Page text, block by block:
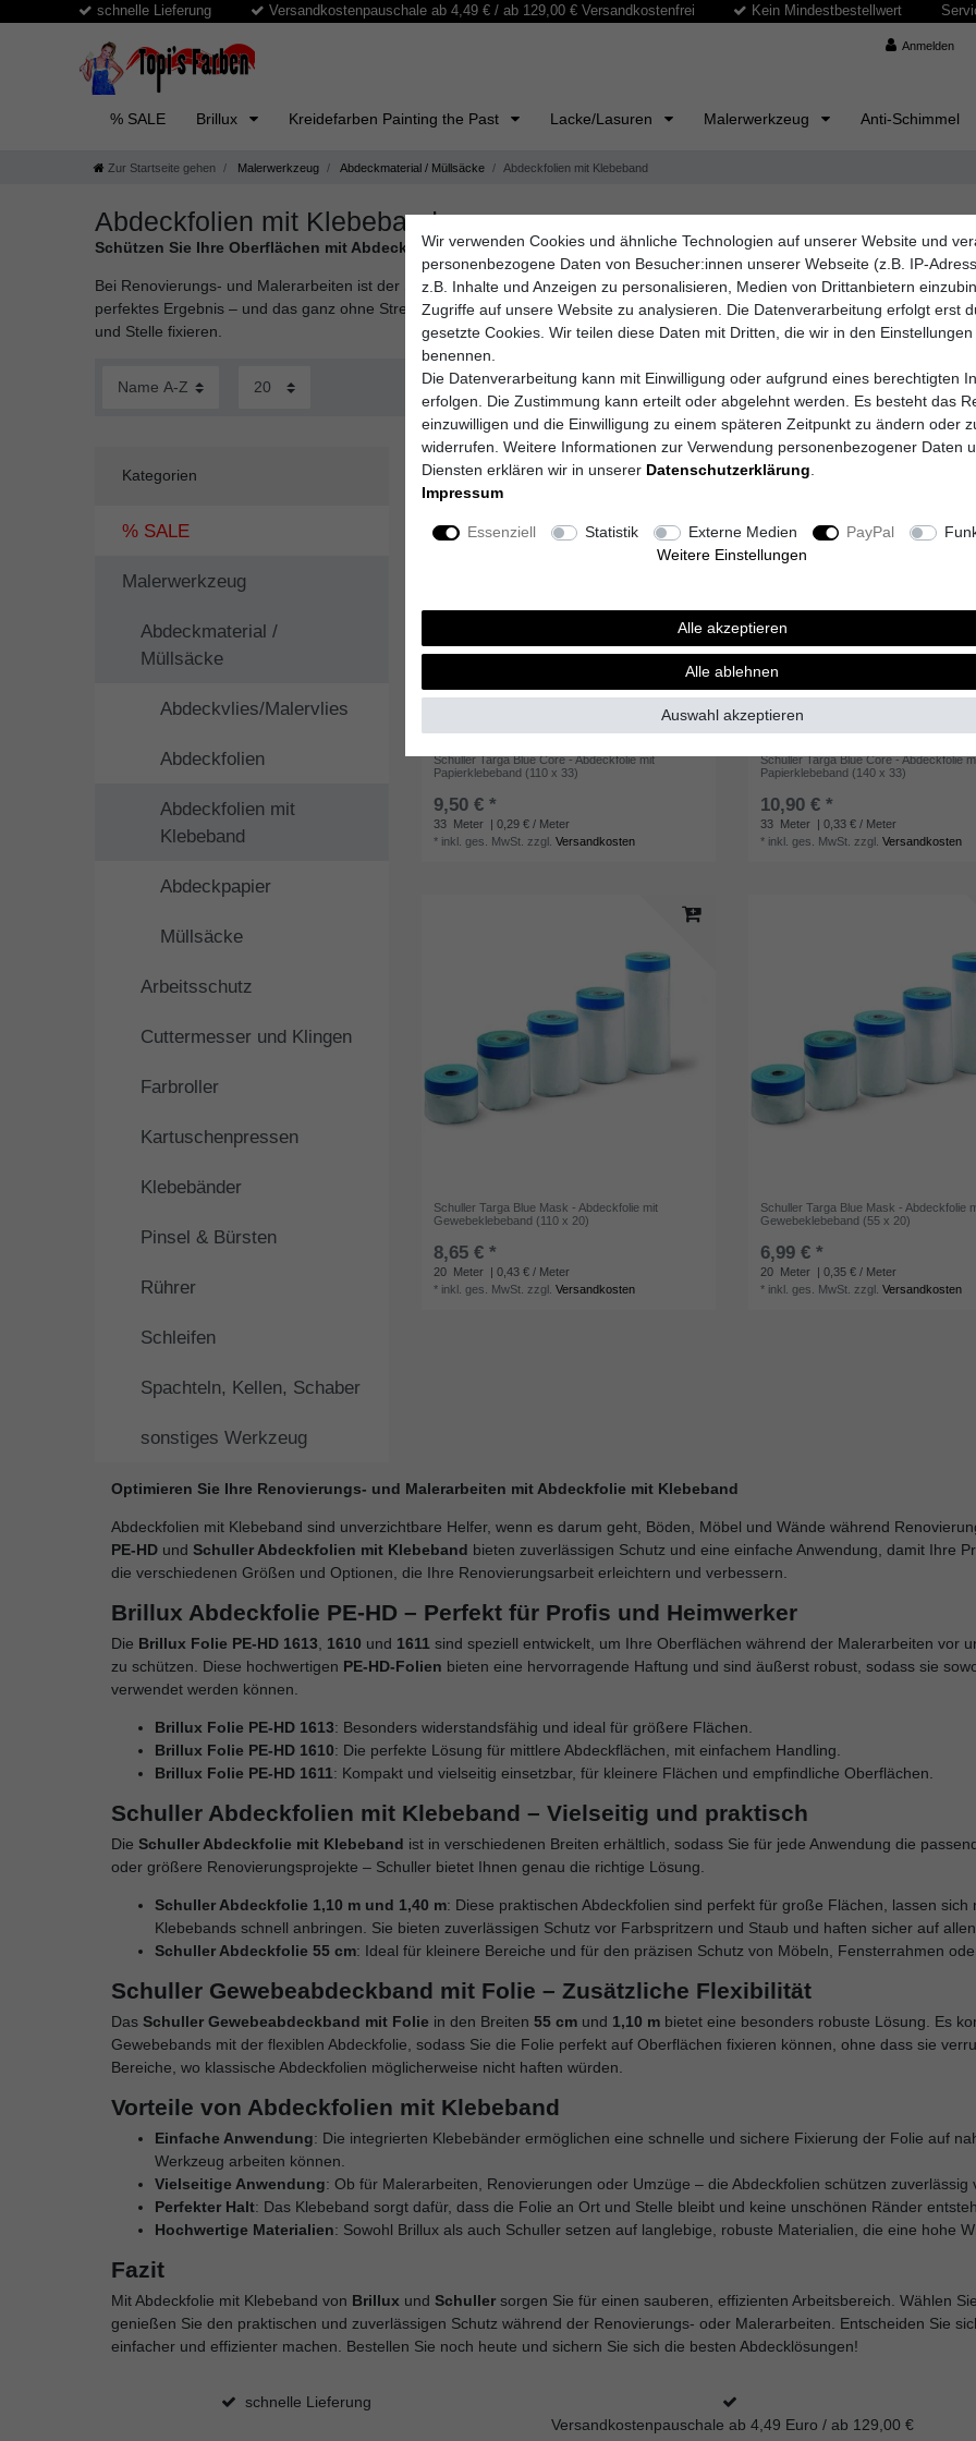
schnelle Lieferung Versandkostenpauschale ab 4,49 € / ab 129,00 € Versandkostenfrei Kein Mindestbestellwert
Anmelden
% SALE Brillux Kreidefarben Painting the Past Lacke/Lasuren Malerwerkzeug Anti-Schimmel
Zur Startseite gehen Malerwerkzeug Abdeckmaterial / Müllsäcke Abdeckfolien mit Klebeband
Abdeckfolien mit Klebeband
Schützen Sie Ihre Oberflächen mit Abdeckfolie mit Klebeband – Effizient, einfach und zuverlässig!
Bei Renovierungs- und Malerarbeiten ist der Schutz von Böden, Möbeln und Wänden vor Farbspritzern und Schmutz
perfektes Ergebnis – und das ganz ohne Stress. Diese speziellen Abdeckfolien bieten nicht nur Schutz, sondern lassen sich
und Stelle fixieren.
Kategorien
% SALE
Malerwerkzeug
Abdeckmaterial /
Müllsäcke
Abdeckvlies/Malervlies
Abdeckfolien
Abdeckfolien mit
Klebeband
Abdeckpapier
Müllsäcke
Arbeitsschutz
Cuttermesser und Klingen
Farbroller
Kartuschenpressen
Klebebänder
Pinsel & Bürsten
Rührer
Schleifen
Spachteln, Kellen, Schaber
sonstiges Werkzeug
Schuller Targa Blue Core - Abdeckfolie mit
Papierklebeband (110 x 33)
9,50 € *
33 Meter | 0,29 € / Meter
* inkl. ges. MwSt. zzgl.Versandkosten
Schuller Targa Blue Core - Abdeckfolie
Papierklebeband (140 x 33)
10,90 € *
33 Meter | 0,33 € / Meter
* inkl. ges. MwSt. zzgl.Versandkosten
Schuller Targa Blue Mask - Abdeckfolie mit
Gewebeklebeband (110 x 20)
8,65 € *
20 Meter | 0,43 € / Meter
* inkl. ges. MwSt. zzgl.Versandkosten
Schuller Targa Blue Mask - Abdeckfolie
Gewebeklebeband (55 x 20)
6,99 € *
20 Meter | 0,35 € / Meter
* inkl. ges. MwSt. zzgl.Versandkosten
Optimieren Sie Ihre Renovierungs- und Malerarbeiten mit Abdeckfolie mit Klebeband
Abdeckfolien mit Klebeband sind unverzichtbare Helfer, wenn es darum geht, Böden, Möbel und Wände während
PE-HD und Schuller Abdeckfolien mit Klebeband bieten zuverlässigen Schutz und eine einfache Anwendung, damit Ihre
die verschiedenen Größen und Optionen, die Ihre Renovierungsarbeit erleichtern und verbessern.
Brillux Abdeckfolie PE-HD – Perfekt für Profis und Heimwerker
Die Brillux Folie PE-HD 1613 1610 und 1611 sind speziell entwickelt, um Ihre Oberflächen während der Malerarbeiten vor
zu schützen. Diese hochwertigen PE-HD-Folien bieten eine hervorragende Haftung und sind äußerst robust, sodass sie
verwendet werden können.
Brillux Folie PE-HD 1613: Besonders widerstandsfähig und ideal für größere Flächen.
Brillux Folie PE-HD 1610: Die perfekte Lösung für mittlere Abdeckflächen, mit einfachem Handling.
Brillux Folie PE-HD 1611: Kompakt und vielseitig einsetzbar, für kleinere Flächen und empfindliche Oberflächen.
Schuller Abdeckfolien mit Klebeband – Vielseitig und praktisch
Die Schuller Abdeckfolie mit Klebeband ist in verschiedenen Breiten erhältlich, sodass Sie für jede Anwendung die
oder größere Renovierungsprojekte – Schuller bietet Ihnen genau die richtige Lösung.
Schuller Abdeckfolie 1,10 m und 1,40 m: Diese praktischen Abdeckfolien sind perfekt für große Flächen, lassen
Klebebands schnell anbringen. Sie bieten zuverlässigen Schutz vor Farbspritzern und Staub und haften sicher auf
Schuller Abdeckfolie 55 cm: Ideal für kleinere Bereiche und für den präzisen Schutz von Möbeln, Fensterrahmen
Schuller Gewebeabdeckband mit Folie – Zusätzliche Flexibilität
Das Schuller Gewebeabdeckband mit Folie in den Breiten 55 cm und 1,10 m bietet eine besonders robuste Lösung. Es
Gewebebands mit der flexiblen Abdeckfolie, sodass Sie die Folie perfekt auf Oberflächen fixieren können, ohne dass sie
Bereiche, wo klassische Abdeckfolien möglicherweise nicht haften würden.
Vorteile von Abdeckfolien mit Klebeband
Einfache Anwendung: Die integrierten Klebebänder ermöglichen eine schnelle und sichere Fixierung der Folie auf
Werkzeug arbeiten können.
Vielseitige Anwendung: Ob für Malerarbeiten, Renovierungen oder Umzüge – die Abdeckfolien schützen
Perfekter Halt: Das Klebeband sorgt dafür, dass die Folie an Ort und Stelle bleibt und keine unschönen Ränder
Hochwertige Materialien: Sowohl Brillux als auch Schuller setzen auf langlebige, robuste Materialien, die eine hohe
Fazit
Mit Abdeckfolie mit Klebeband von Brillux und Schuller sorgen Sie für einen sauberen, effizienten Arbeitsbereich. Wählen
genießen Sie den praktischen und zuverlässigen Schutz während der Renovierungs- oder Malerarbeiten. Entscheiden Sie
einfacher und effizienter machen. Bestellen Sie noch heute und sichern Sie sich die besten Abdecklösungen!
schnelle Lieferung
Versandkostenpauschale ab 4,49 Euro / ab 129,00 €
Wir verwenden Cookies und ähnliche Technologien auf unserer Website und
personenbezogene Daten von Besucher:innen unserer Webseite (z.B. IP-
z.B. Inhalte und Anzeigen zu personalisieren, Medien von Drittanbietern
Zugriffe auf unsere Website zu analysieren. Die Datenverarbeitung erfolgt erst
gesetzte Cookies. Wir teilen diese Daten mit Dritten, die wir in den Einstellungen
benennen.
Die Datenverarbeitung kann mit Einwilligung oder aufgrund eines berechtigten
erfolgen. Die Zustimmung kann erteilt oder abgelehnt werden. Es besteht das
einzuwilligen und die Einwilligung zu einem späteren Zeitpunkt zu ändern oder
widerrufen. Weitere Informationen zur Verwendung personenbezogener Daten
Diensten erklären wir in unserer Daten­schutz­erklärung
Impressum
Essenziell Statistik Externe Medien PayPal
Weitere Einstellungen
Alle akzeptieren
Alle ablehnen
Auswahl akzeptieren